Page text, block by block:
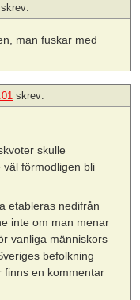
skrev:
man fuskar med
skrev:
skulle
förmodligen bli
etableras nedifrån
inte om man menar
vanliga människors
befolkning
finns en kommentar